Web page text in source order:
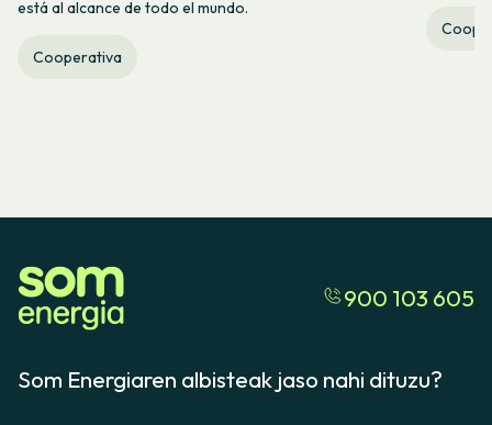
está al alcance de todo el mundo.
Cooperativa
900 103 605
Som Energiaren albisteak jaso nahi dituzu?